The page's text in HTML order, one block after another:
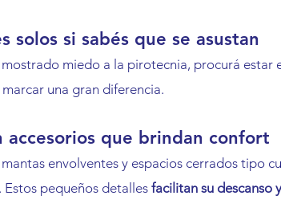
solos si sabés que se asustan
miedo a la pirotecnia, procurá estar
una gran diferencia.
accesorios que brindan confort
envolventes y espacios cerrados tipo
pequeños detalles facilitan su descanso